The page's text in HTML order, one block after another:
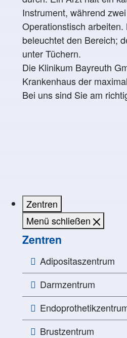
Die Klinikum Bayreuth
Krankenhaus der
Bei uns sind Sie am
Zentren
Menü schließen
Zentren
Adipositaszentrum
Darmzentrum
Brustzentrum